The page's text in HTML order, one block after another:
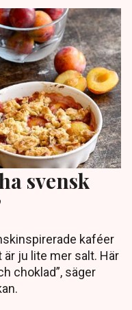
svensk
kaféer
är ju lite mer salt. Här
choklad”, säger